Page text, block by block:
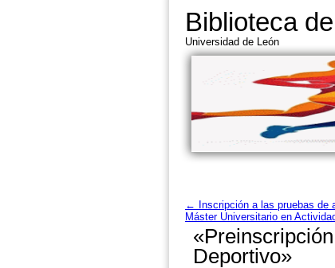
Biblioteca
Universidad de León
←
Inscripción a las pruebas
Máster Universitario en
Deportivo»